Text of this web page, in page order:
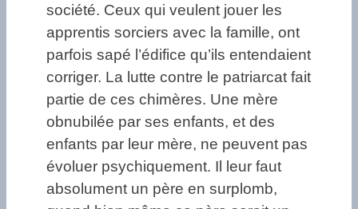
société. Ceux qui veulent jouer les
apprentis sorciers avec la famille, ont
parfois sapé l’édifice qu’ils entendaient
corriger. La lutte contre le patriarcat fait
partie de ces chimères. Une mère
obnubilée par ses enfants, et des
enfants par leur mère, ne peuvent pas
évoluer psychiquement. Il leur faut
absolument un père en surplomb,